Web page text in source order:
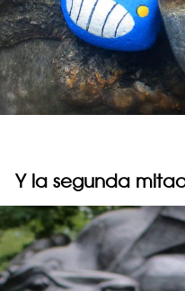
Y la segunda